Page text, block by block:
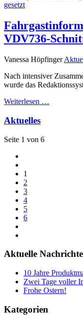
VDV736-
Vanessa Höpfinger
Nach intensiver
wurde das
Weiterlesen …
Aktuelles
Seite 1 von 6
1
2
3
4
5
6
Aktuelle
10 Jahre
Zwei Tage voller
Frohe Ostern!
Kategorien